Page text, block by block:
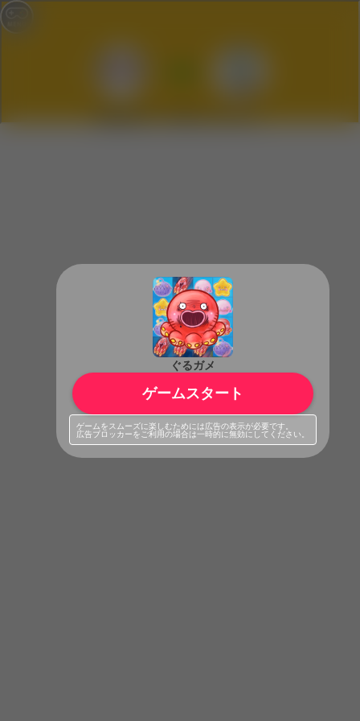
ぐるガメ
ゲームスタート
ゲームをスムーズに楽しむためには広告の表示が必要です。
広告ブロッカーをご利用の場合は一時的に無効にしてください。